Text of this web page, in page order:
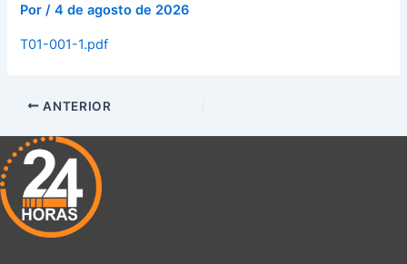
Por/4 de agosto de 2026
T01-001-1.pdf
ANTERIOR